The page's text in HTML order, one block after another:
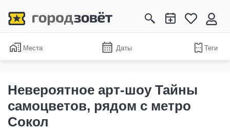
Места Даты Теги
Невероятное арт-шоу Тайны
самоцветов, рядом с метро
Сокол